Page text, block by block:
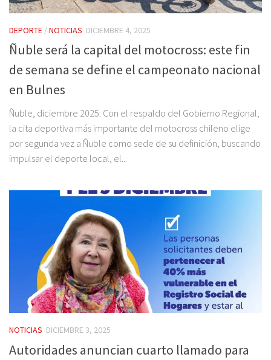
DEPORTE /NOTICIAS DICIEMBRE 4, 2025
Ñuble será la capital del motocross: este fin
de semana se define el campeonato nacional
en Bulnes
Ñuble, diciembre 2025: Con el respaldo del Gobierno Regional,
la cita deportiva más importante del motocross chileno elige
por segunda vez a Ñuble como sede de su definición, buscando
impulsar el deporte local, el...
NOTICIAS DICIEMBRE 3, 2025
Autoridades anuncian cuarto llamado para